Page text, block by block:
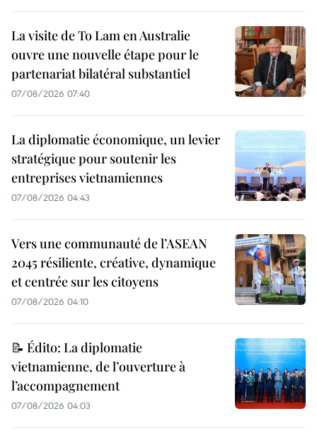
La visite de To Lam en Australie
ouvre une nouvelle étape pour le
partenariat bilatéral substantiel
07/08/2026 07:40
La diplomatie économique, un levier
stratégique pour soutenir les
entreprises vietnamiennes
07/08/2026 04:43
Vers une communauté de l’ASEAN
2045 résiliente, créative, dynamique
et centrée sur les citoyens
07/08/2026 04:10
📝 Édito: La diplomatie
vietnamienne, de l’ouverture à
l’accompagnement
07/08/2026 04:03